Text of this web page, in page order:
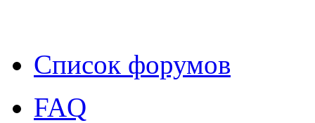
Список форумов
FAQ